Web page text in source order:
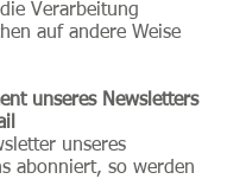
Verarbeitung
auf andere Weise
unseres Newsletters
unseres
abonniert, so werden